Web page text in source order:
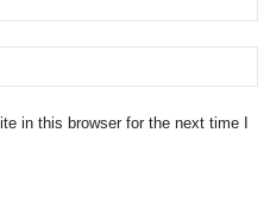
in this browser for the next time I